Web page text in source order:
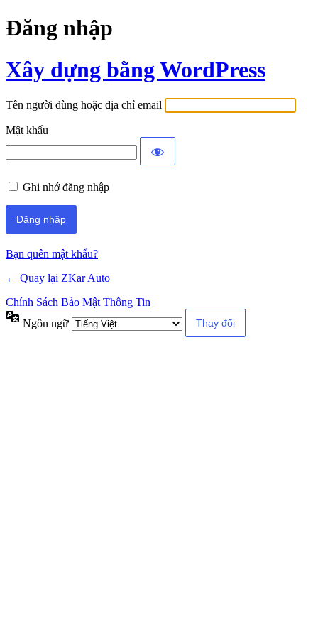
Đăng nhập
Xây dựng bằng WordPress
Tên người dùng hoặc địa chỉ email
Mật khẩu
Ghi nhớ đăng nhập
Bạn quên mật khẩu?
← Quay lại ZKar Auto
Chính Sách Bảo Mật Thông Tin
Ngôn ngữ